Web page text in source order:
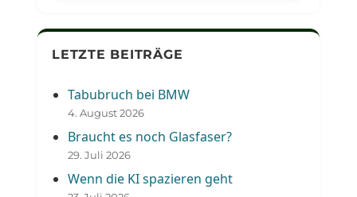
LETZTE BEITRÄGE
Tabubruch bei BMW
4. August 2026
Braucht es noch Glasfaser?
29. Juli 2026
Wenn die KI spazieren geht